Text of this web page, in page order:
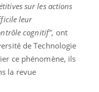
sur les actions
leur
cognitif", ont
de Technologie
ce phénomène, ils
la revue